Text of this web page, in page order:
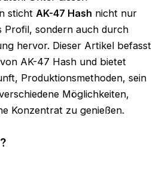
sticht AK-47 Hash nicht nur
Profil, sondern auch durch
hervor. Dieser Artikel befasst
AK-47 Hash und bietet
Produktionsmethoden, sein
Möglichkeiten,
Konzentrat zu genießen.